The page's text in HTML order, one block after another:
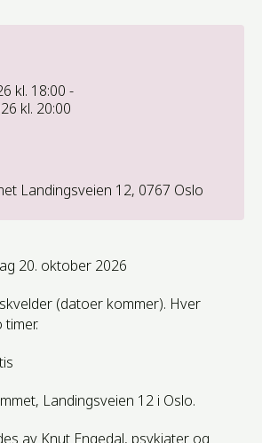
detaljer
kl. 18:00 -
kl. 20:00
Landingsveien 12, 0767 Oslo
20. oktober 2026
(datoer kommer). Hver
Landingsveien 12 i Oslo.
av Knut Engedal, psykiater og